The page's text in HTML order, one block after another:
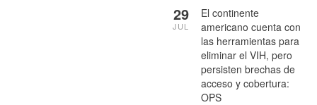
El continente
americano cuenta con
las herramientas para
eliminar el VIH, pero
persisten brechas de
acceso y cobertura:
OPS
29
JUL